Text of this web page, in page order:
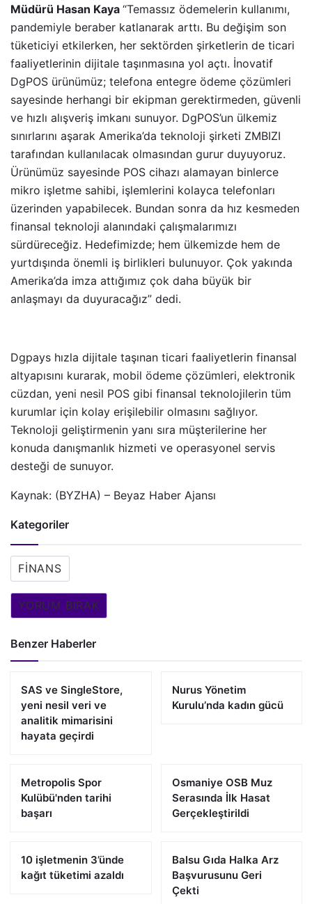
Müdürü Hasan Kaya “Temassız ödemelerin kullanımı,
pandemiyle beraber katlanarak arttı. Bu değişim son
tüketiciyi etkilerken, her sektörden şirketlerin de ticari
faaliyetlerinin dijitale taşınmasına yol açtı. İnovatif
DgPOS ürünümüz; telefona entegre ödeme çözümleri
sayesinde herhangi bir ekipman gerektirmeden, güvenli
ve hızlı alışveriş imkanı sunuyor. DgPOS’un ülkemiz
sınırlarını aşarak Amerika’da teknoloji şirketi ZMBIZI
tarafından kullanılacak olmasından gurur duyuyoruz.
Ürünümüz sayesinde POS cihazı alamayan binlerce
mikro işletme sahibi, işlemlerini kolayca telefonları
üzerinden yapabilecek. Bundan sonra da hız kesmeden
finansal teknoloji alanındaki çalışmalarımızı
sürdüreceğiz. Hedefimizde; hem ülkemizde hem de
yurtdışında önemli iş birlikleri bulunuyor. Çok yakında
Amerika’da imza attığımız çok daha büyük bir
anlaşmayı da duyuracağız” dedi.
Dgpays hızla dijitale taşınan ticari faaliyetlerin finansal
altyapısını kurarak, mobil ödeme çözümleri, elektronik
cüzdan, yeni nesil POS gibi finansal teknolojilerin tüm
kurumlar için kolay erişilebilir olmasını sağlıyor.
Teknoloji geliştirmenin yanı sıra müşterilerine her
konuda danışmanlık hizmeti ve operasyonel servis
desteği de sunuyor.
Kaynak: (BYZHA) – Beyaz Haber Ajansı
Kategoriler
FINANS
YORUM BIRAK
Benzer Haberler
SAS ve SingleStore,
yeni nesil veri ve
analitik mimarisini
hayata geçirdi
Nurus Yönetim
Kurulu’nda kadın gücü
Metropolis Spor
Kulübü'nden tarihi
başarı
Osmaniye OSB Muz
Serasında İlk Hasat
Gerçekleştirildi
10 işletmenin 3’ünde
kağıt tüketimi azaldı
Balsu Gıda Halka Arz
Başvurusunu Geri
Çekti